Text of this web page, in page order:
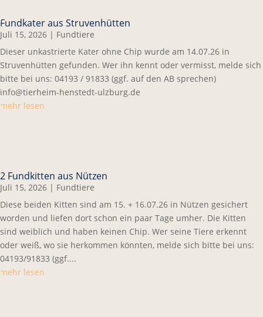
Fundkater aus Struvenhütten
Juli 15, 2026 | Fundtiere
Dieser unkastrierte Kater ohne Chip wurde am 14.07.26 in
Struvenhütten gefunden. Wer ihn kennt oder vermisst, melde sich
bitte bei uns: 04193 / 91833 (ggf. auf den AB sprechen)
info@tierheim-henstedt-ulzburg.de
mehr lesen
2 Fundkitten aus Nützen
Juli 15, 2026 | Fundtiere
Diese beiden Kitten sind am 15. + 16.07.26 in Nützen gesichert
worden und liefen dort schon ein paar Tage umher. Die Kitten
sind weiblich und haben keinen Chip. Wer seine Tiere erkennt
oder weiß, wo sie herkommen könnten, melde sich bitte bei uns:
04193/91833 (ggf....
mehr lesen